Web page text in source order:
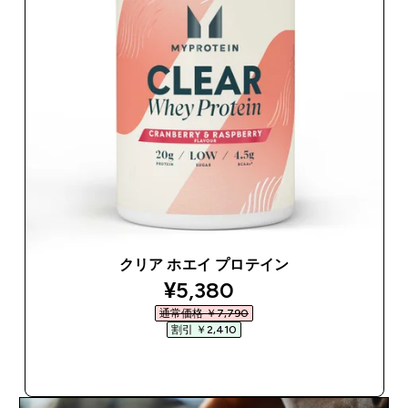
クリア ホエイ プロテイン
discounted price
¥5,380‎
通常価格 ￥7,790‎
割引 ￥2,410‎